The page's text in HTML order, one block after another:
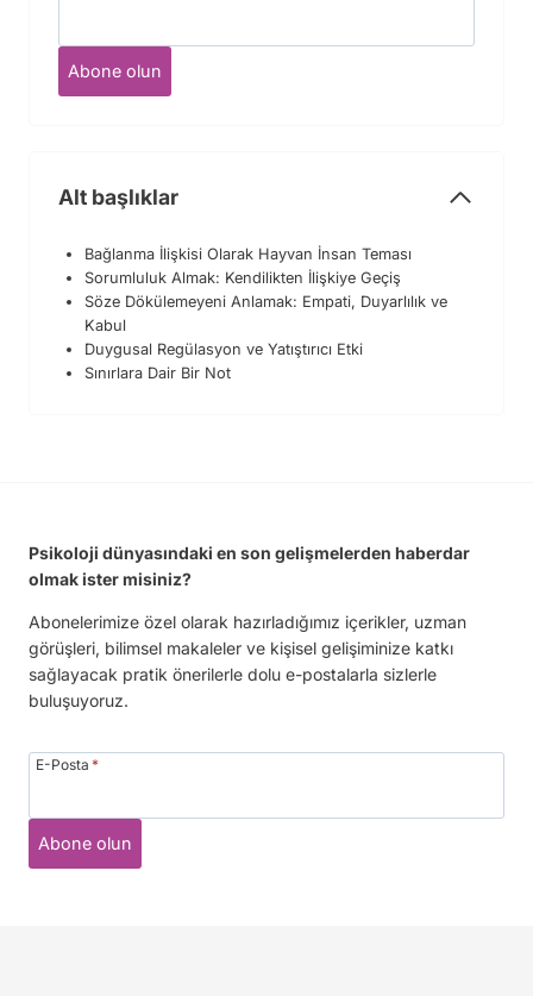
Abone olun
Alt başlıklar
Bağlanma İlişkisi Olarak Hayvan İnsan Teması
Sorumluluk Almak: Kendilikten İlişkiye Geçiş
Söze Dökülemeyeni Anlamak: Empati, Duyarlılık ve
Kabul
Duygusal Regülasyon ve Yatıştırıcı Etki
Sınırlara Dair Bir Not
Psikoloji dünyasındaki en son gelişmelerden haberdar
olmak ister misiniz?
Abonelerimize özel olarak hazırladığımız içerikler, uzman
görüşleri, bilimsel makaleler ve kişisel gelişiminize katkı
sağlayacak pratik önerilerle dolu e-postalarla sizlerle
buluşuyoruz.
E-Posta *
Abone olun